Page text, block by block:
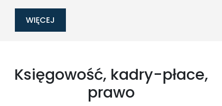
WIĘCEJ
Księgowość, kadry-płace,
prawo